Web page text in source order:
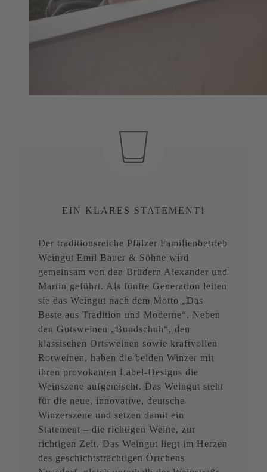
EIN KLARES STATEMENT!
Der traditionsreiche Pfälzer Familienbetrieb
Weingut Emil Bauer & Söhne wird
gemeinsam von den Brüdern Alexander und
Martin geführt. Als fünfte Generation leiten
sie das Weingut nach dem Motto „Das
Beste aus Tradition und Moderne“. Neben
den Gutsweinen „Bundschuh“, den
klassischen Ortsweinen sowie kraftvollen
Rotweinen, haben die beiden Winzer mit
ihren provokanten Label-Designs die
Weinszene aufgemischt. Das Weingut steht
für die neue, innovative, deutsche
Winzerszene und setzen damit ein
Statement – die richtigen Weine, zur
richtigen Zeit. Das Weingut liegt im Herzen
des geschichtsträchtigen Örtchens